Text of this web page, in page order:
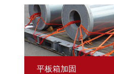
平板箱加固